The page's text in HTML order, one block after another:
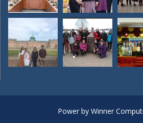
Power by Winner